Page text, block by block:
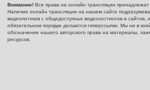
Внимание! Все права на онлайн трансляции
Наличие онлайн трансляции на нашем сайте
видеопотоков с общедоступных видеохостингов и сайтов,
обязательном порядке делаются гиперссылки. Мы ни в
обозначение нашего авторского права на материалы,
ресурсов.